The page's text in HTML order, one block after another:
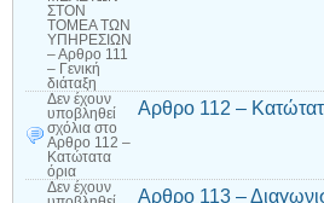
ΣΤΟΝ
ΤΟΜΕΑ ΤΩΝ
ΥΠΗΡΕΣΙΩΝ
– Αρθρο 111
– Γενική
διάταξη
Δεν έχουν
υποβληθεί
σχόλια στο
Αρθρο 112 –
Κατώτατα
όρια
Αρθρο 112 –
Δεν έχουν
Αρθρο 113 –